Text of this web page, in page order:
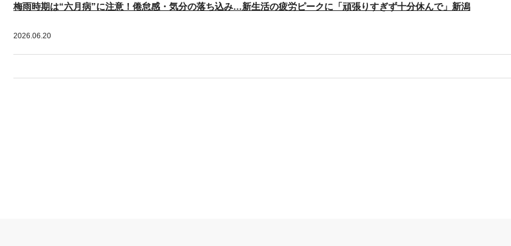
梅雨時期は“六月病”に注意！倦怠感・気分の落ち込み…新生活の疲労ピークに「頑張りすぎず十分休んで」新潟
2026.06.20